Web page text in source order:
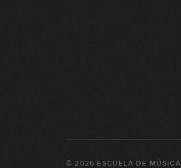
©2026 ESCUELA DE MÚSICA